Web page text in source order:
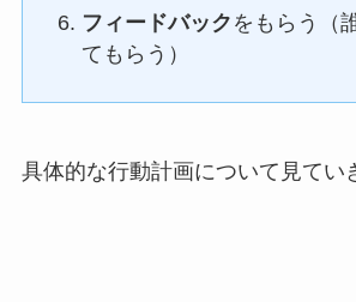
フィードバック をもらう（
てもらう）
具体的な行動計画について見てい